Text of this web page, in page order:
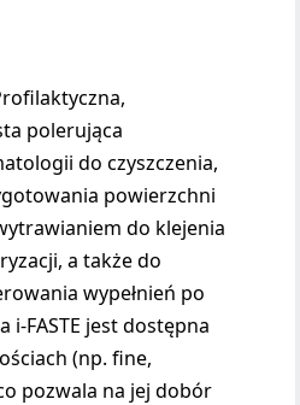
polerująca
do czyszczenia,
powierzchni
do klejenia
a także do
wypełnień po
i-FASTE jest dostępna
(np. fine,
pozwala na jej dobór